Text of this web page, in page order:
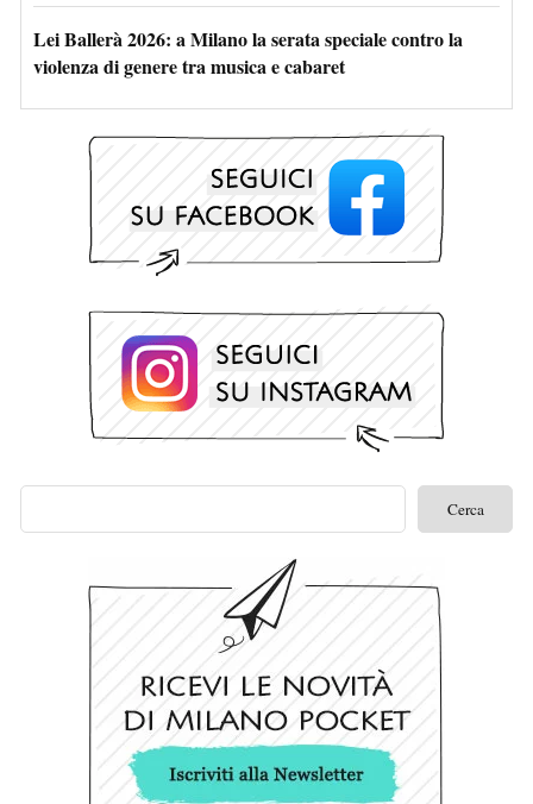
Lei Ballerà 2026: a Milano la serata speciale contro la
violenza di genere tra musica e cabaret